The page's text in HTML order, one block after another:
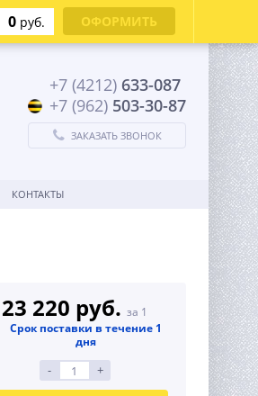
+7 (4212) 633-087
+7 (962) 503-30-87
ЗАКАЗАТЬ ЗВОНОК
КОНТАКТЫ
23 220 руб. за 1
Срок поставки в течение 1
дня
- +
0 руб. ОФОРМИТЬ